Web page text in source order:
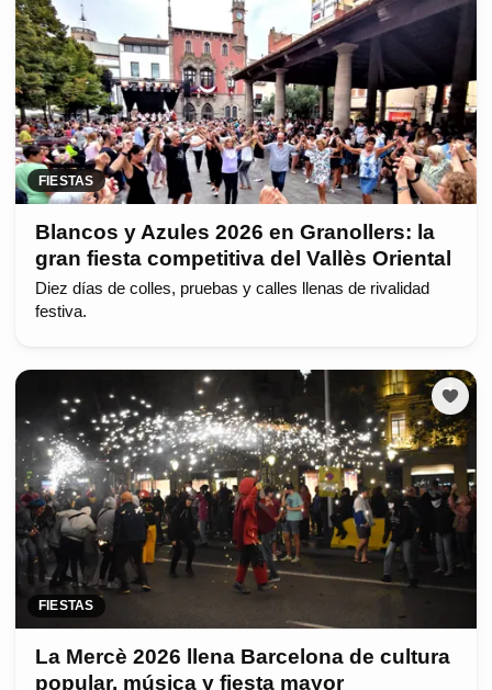
FIESTAS
Blancos y Azules 2026 en Granollers: la
gran fiesta competitiva del Vallès Oriental
Diez días de colles, pruebas y calles llenas de rivalidad
festiva.
FIESTAS
La Mercè 2026 llena Barcelona de cultura
popular, música y fiesta mayor